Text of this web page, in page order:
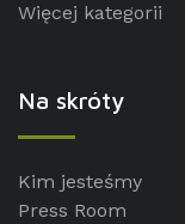
Więcej kategorii
Na skróty
Kim jesteśmy
Press Room